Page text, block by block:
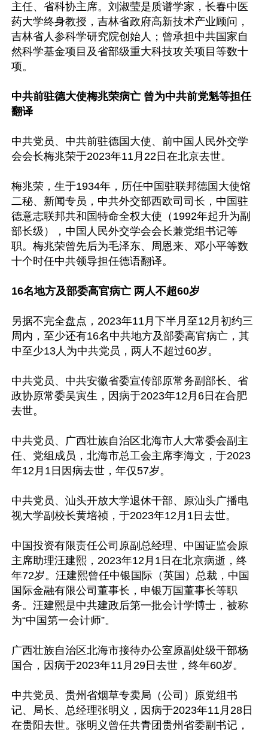
主任、省科协主席。刘淑莹是质谱学家，长春中医
药大学终身教授，吉林省政府高新技术产业顾问，
吉林省人参科学研究院创始人；曾承担中共国家自
然科学基金项目及省部级重大科技攻关项目等数十
项。
中共前驻德大使梅兆荣病亡 曾为中共前党魁等担任
翻译
中共党员、中共前驻德国大使、前中国人民外交学
会会长梅兆荣于2023年11月22日在北京去世。
梅兆荣，生于1934年，历任中国驻联邦德国大使馆
二秘、新闻专员，中共外交部西欧司司长，中国驻
德意志联邦共和国特命全权大使（1992年起升为副
部长级），中国人民外交学会会长兼党组书记等
职。梅兆荣曾先后为毛泽东、周恩来、邓小平等数
十个时任中共领导担任德语翻译。
16名地方及部委高官病亡 两人不超60岁
另据不完全盘点，2023年11月下半月至12月初约三
周内，至少还有16名中共地方及部委高官病亡，其
中至少13人为中共党员，两人不超过60岁。
中共党员、中共安徽省委宣传部原常务副部长、省
政协原常委吴寅生，因病于2023年12月6日在合肥
去世。
中共党员、广西壮族自治区北海市人大常委会副主
任、党组成员，北海市总工会主席李海文，于2023
年12月1日因病去世，年仅57岁。
中共党员、汕头开放大学退休干部、原汕头广播电
视大学副校长黄培祯，于2023年12月1日去世。
中国投资有限责任公司原副总经理、中国证监会原
主席助理汪建熙，2023年12月1日在北京病逝，终
年72岁。汪建熙曾任中银国际（英国）总裁，中国
国际金融有限公司董事长，申银万国董事长等职
务。汪建熙是中共建政后第一批会计学博士，被称
为“中国第一会计师”。
广西壮族自治区北海市接待办公室原副处级干部杨
国合，因病于2023年11月29日去世，终年60岁。
中共党员、贵州省烟草专卖局（公司）原党组书
记、局长、总经理张明义，因病于2023年11月28日
在贵阳去世。张明义曾任共青团贵州省委副书记，